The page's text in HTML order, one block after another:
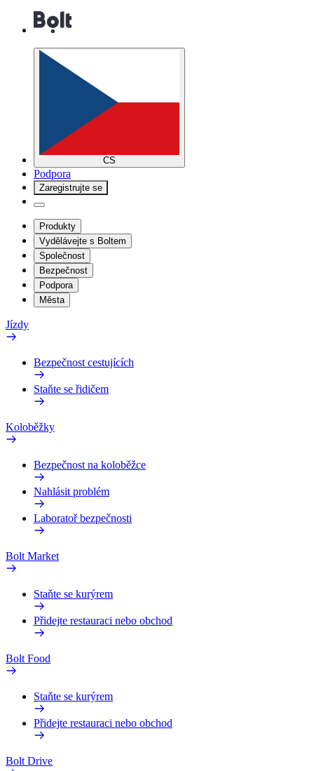
CS
Podpora
Zaregistrujte se
Produkty
Vydělávejte s Boltem
Společnost
Bezpečnost
Podpora
Města
Jízdy
Bezpečnost cestujících
Staňte se řidičem
Koloběžky
Bezpečnost na koloběžce
Nahlásit problém
Laboratoř bezpečnosti
Bolt Market
Staňte se kurýrem
Přidejte restauraci nebo obchod
Bolt Food
Staňte se kurýrem
Přidejte restauraci nebo obchod
Bolt Drive